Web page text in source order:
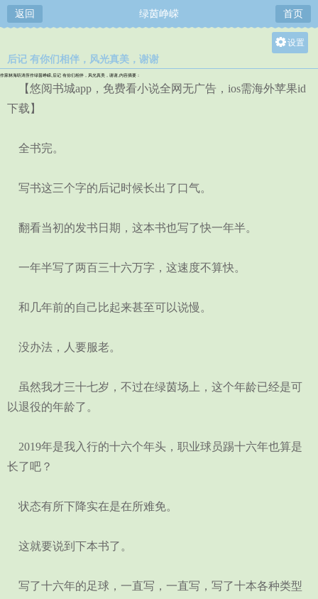
返回 绿茵峥嵘 首页
设置
大
后记 有你们相伴，风光真美，谢谢
作家林海听涛所作绿茵峥嵘,后记 有你们相伴，风光真美，谢谢,内容摘要：
【悠阅书城app，免费看小说全网无广告，ios需海外苹果id
下载】
全书完。
写书这三个字的后记时候长出了口气。
翻看当初的发书日期，这本书也写了快一年半。
一年半写了两百三十六万字，这速度不算快。
和几年前的自己比起来甚至可以说慢。
没办法，人要服老。
虽然我才三十七岁，不过在绿茵场上，这个年龄已经是可
以退役的年龄了。
2019年是我入行的十六个年头，职业球员踢十六年也算是
长了吧？
状态有所下降实在是在所难免。
这就要说到下本书了。
写了十六年的足球，一直写，一直写，写了十本各种类型